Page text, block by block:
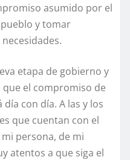
asumido por el
y tomar
etapa de gobierno y
el compromiso de
con día. A las y los
que cuentan con el
persona, de mi
atentos a que siga el